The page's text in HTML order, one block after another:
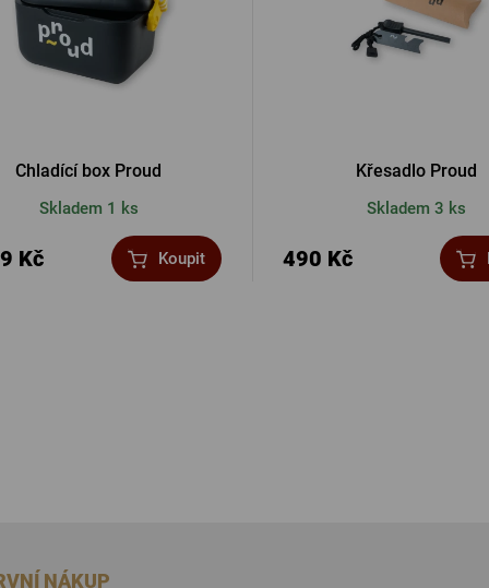
Chladící box Proud
Skladem 1 ks
Kč Koupit
Křesadlo Proud
Skladem 3 ks
490 Kč
NÁKUP